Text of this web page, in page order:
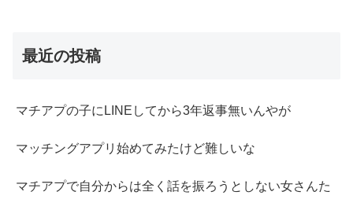
最近の投稿
マチアプの子にLINEしてから3年返事無いんやが
マッチングアプリ始めてみたけど難しいな
マチアプで自分からは全く話を振ろうとしない女さんた